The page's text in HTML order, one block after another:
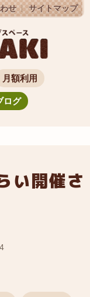
月額利用
ログ
せ サイトマップ
い開催さ